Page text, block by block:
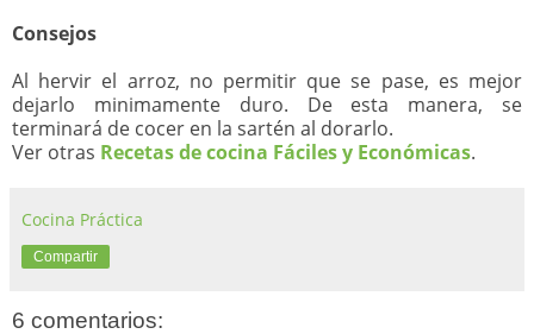
Consejos
Al hervir el arroz, no permitir que se pase, es mejor
dejarlo minimamente duro. De esta manera, se
terminará de cocer en la sartén al dorarlo.
Ver otras Recetas de cocina Fáciles y Económicas.
Cocina Práctica
Compartir
6 comentarios: